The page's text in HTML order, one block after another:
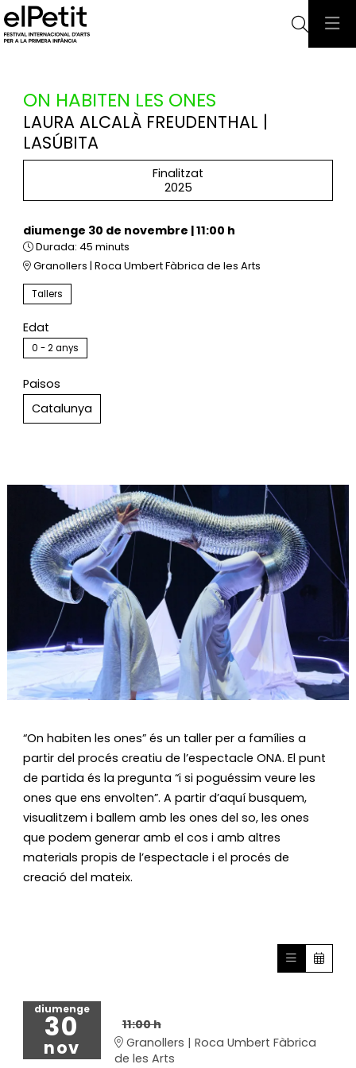
Cerca
ON HABITEN LES ONES
LAURA ALCALÀ FREUDENTHAL |
LASÚBITA
Finalitzat
2025
diumenge 30 de novembre |11:00 h
Durada: 45 minuts
Granollers | Roca Umbert Fàbrica de les Arts
Tallers
Edat
0 - 2 anys
Paisos
Catalunya
“On habiten les ones” és un taller per a famílies a
partir del procés creatiu de l’espectacle ONA. El punt
de partida és la pregunta “i si poguéssim veure les
ones que ens envolten”. A partir d’aquí busquem,
visualitzem i ballem amb les ones del so, les ones
que podem generar amb el cos i amb altres
materials propis de l’espectacle i el procés de
creació del mateix.
diumenge
30
nov
11:00 h
Granollers | Roca Umbert Fàbrica
de les Arts